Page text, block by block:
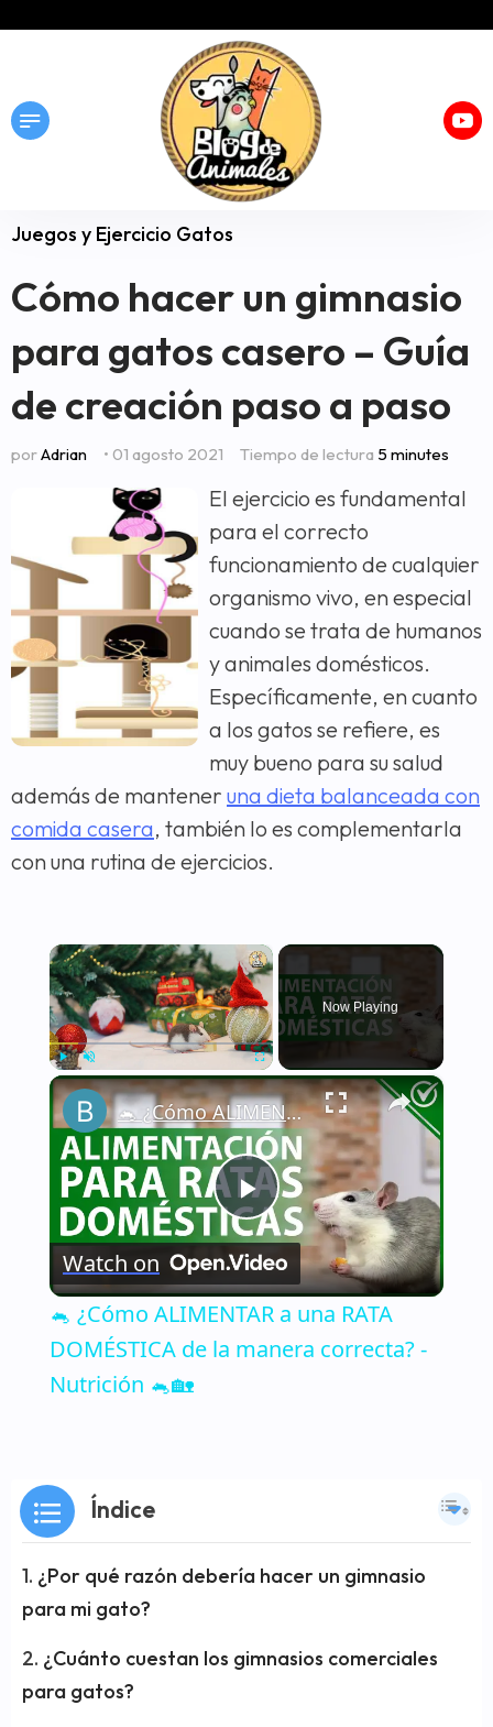
Juegos y Ejercicio Gatos
Cómo hacer un gimnasio
para gatos casero – Guía
de creación paso a paso
porAdrian • 01 agosto 2021 Tiempo de lectura 5 minutes
El ejercicio es fundamental
para el correcto
funcionamiento de cualquier
organismo vivo, en especial
cuando se trata de humanos
y animales domésticos.
Específicamente, en cuanto
a los gatos se refiere, es
muy bueno para su salud
además de mantener una dieta balanceada con
comida casera, también lo es complementarla
con una rutina de ejercicios.
×
Play Unmute Fullscreen
Now Playing
×
Play
Video
🐁 ¿Cómo ALIMENTAR a una RATA DOMÉSTICA de la manera correcta? - Nutrición 🐁🏡
Watch on
🐁 ¿Cómo ALIMENTAR a una RATA
DOMÉSTICA de la manera correcta? -
Nutrición 🐁🏡
Índice
¿Por qué razón debería hacer un gimnasio
para mi gato?
¿Cuánto cuestan los gimnasios comerciales
para gatos?